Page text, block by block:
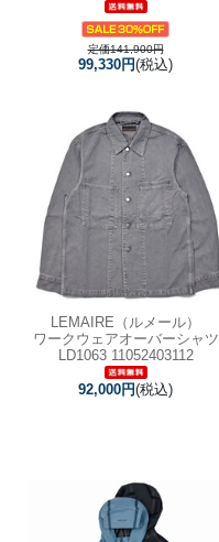
定価141,900円
99,330円(税込)
LEMAIRE（ルメール）
ワークウェアオーバーシャツ
LD1063 11052403112
92,000円(税込)